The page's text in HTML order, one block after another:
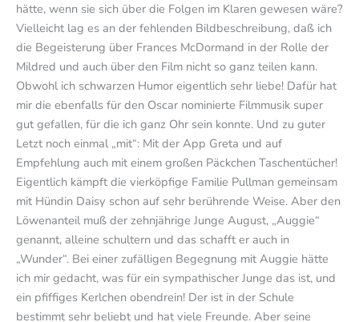
hätte, wenn sie sich über die Folgen im Klaren gewesen wäre?
Vielleicht lag es an der fehlenden Bildbeschreibung, daß ich
die Begeisterung über Frances McDormand in der Rolle der
Mildred und auch über den Film nicht so ganz teilen kann.
Obwohl ich schwarzen Humor eigentlich sehr liebe! Dafür hat
mir die ebenfalls für den Oscar nominierte Filmmusik super
gut gefallen, für die ich ganz Ohr sein konnte. Und zu guter
Letzt noch einmal „mit“: Mit der App Greta und auf
Empfehlung auch mit einem großen Päckchen Taschentücher!
Eigentlich kämpft die vierköpfige Familie Pullman gemeinsam
mit Hündin Daisy schon auf sehr berührende Weise. Aber den
Löwenanteil muß der zehnjährige Junge August, „Auggie“
genannt, alleine schultern und das schafft er auch in
„Wunder“. Bei einer zufälligen Begegnung mit Auggie hätte
ich mir gedacht, was für ein sympathischer Junge das ist, und
ein pfiffiges Kerlchen obendrein! Der ist in der Schule
bestimmt sehr beliebt und hat viele Freunde. Aber seine